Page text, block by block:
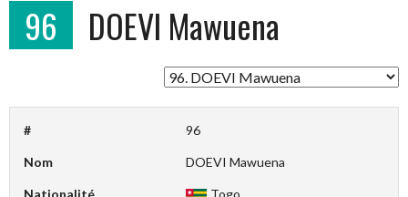
96 DOEVI Mawuena
# 96
Nom DOEVI Mawuena
Nationalité Togo